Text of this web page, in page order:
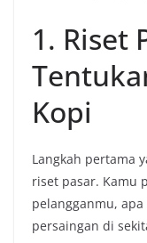
1. Riset
Kopi
Langkah pertama
riset pasar. Kamu
pelangganmu,
persaingan di